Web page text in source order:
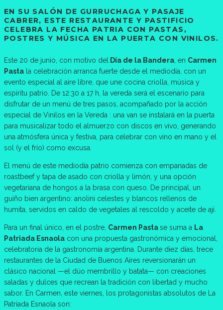
EN SU SALÓN DE GURRUCHAGA Y PASAJE
CABRER, ESTE RESTAURANTE Y PASTIFICIO
CELEBRA LA FECHA PATRIA CON PASTAS,
POSTRES Y MÚSICA EN LA PUERTA CON VINILOS.
Este 20 de junio, con motivo del Día de la Bandera , en Carmen
Pasta la celebración arranca fuerte desde el mediodía, con un
evento especial al aire libre, que une cocina criolla, música y
espíritu patrio. De 12:30 a 17 h, la vereda será el escenario para
disfrutar de un menú de tres pasos, acompañado por la acción
especial de Vinilos en la Vereda : una van se instalará en la puerta
para musicalizar todo el almuerzo con discos en vivo, generando
una atmósfera única y festiva, para celebrar con vino en mano y el
sol (y el frío) como excusa.
El menú de este mediodía patrio comienza con empanadas de
roastbeef y tapa de asado con criolla y limón, y una opción
vegetariana de hongos a la brasa con queso. De principal, un
guiño bien argentino: anolini celestes y blancos rellenos de
humita, servidos en caldo de vegetales al rescoldo y aceite de ají.
Para un final único, en el postre, Carmen Pastase suma a La
Patriada Esnaola con una propuesta gastronómica y emocional,
celebratoria de la gastronomía argentina. Durante diez días, trece
restaurantes de la Ciudad de Buenos Aires reversionarán un
clásico nacional —el dúo membrillo y batata— con creaciones
saladas y dulces que recrean la tradición con libertad y mucho
sabor. En Carmen, este viernes, los protagonistas absolutos de La
Patriada Esnaola son: